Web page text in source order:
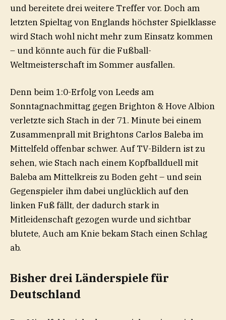
und bereitete drei weitere Treffer vor. Doch am
letzten Spieltag von Englands höchster Spielklasse
wird Stach wohl nicht mehr zum Einsatz kommen
– und könnte auch für die Fußball-
Weltmeisterschaft im Sommer ausfallen.
Denn beim 1:0-Erfolg von Leeds am
Sonntagnachmittag gegen Brighton & Hove Albion
verletzte sich Stach in der 71. Minute bei einem
Zusammenprall mit Brightons Carlos Baleba im
Mittelfeld offenbar schwer. Auf TV-Bildern ist zu
sehen, wie Stach nach einem Kopfballduell mit
Baleba am Mittelkreis zu Boden geht – und sein
Gegenspieler ihm dabei unglücklich auf den
linken Fuß fällt, der dadurch stark in
Mitleidenschaft gezogen wurde und sichtbar
blutete, Auch am Knie bekam Stach einen Schlag
ab.
Bisher drei Länderspiele für
Deutschland